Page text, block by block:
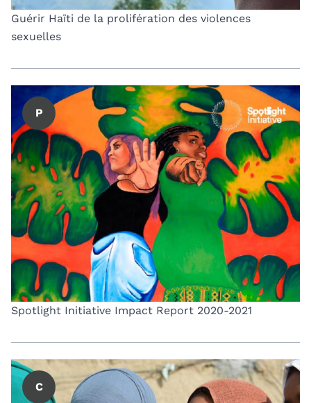
Guérir Haïti de la prolifération des violences
sexuelles
P
Spotlight Initiative Impact Report 2020-2021
C